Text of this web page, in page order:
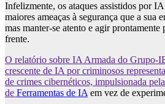
Infelizmente, os ataques assistidos por
maiores ameaças à segurança que a sua
mas manter-se atento e agir prontamente
frente.
O relatório sobre IA Armada do Grupo-
crescente de IA por criminosos
de crimes cibernéticos, impulsionada
de Ferramentas de IAem vez de